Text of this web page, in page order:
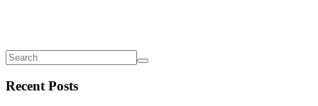
Recent Posts